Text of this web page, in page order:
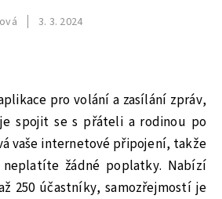
3. 3. 2024
pro volání a zasílání zpráv,
spojit se s přáteli a rodinou po
vaše internetové připojení, takže
žádné poplatky. Nabízí
250 účastníky, samozřejmostí je